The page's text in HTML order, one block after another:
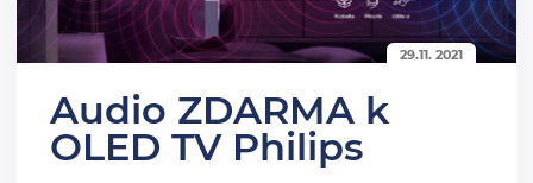
29.11. 2021
Audio ZDARMA k
OLED TV Philips